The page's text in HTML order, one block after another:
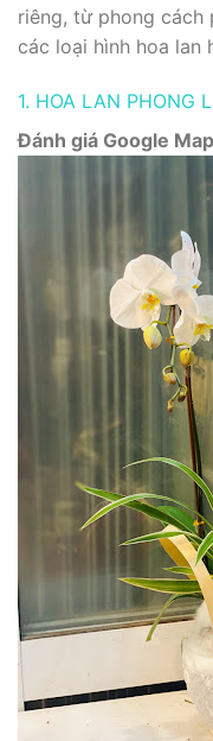
riêng, từ phong cách
các loại hình hoa lan
1. HOA LAN PHONG
Đánh giá Google